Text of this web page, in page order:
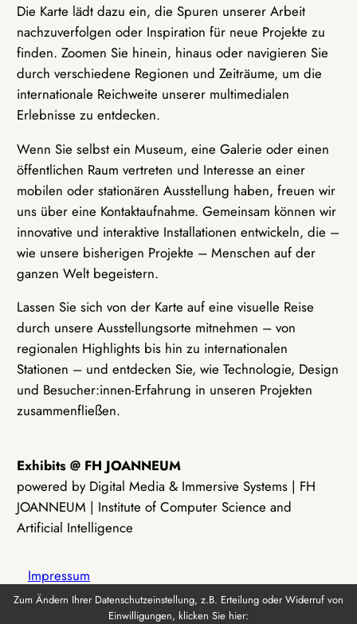
Die Karte lädt dazu ein, die Spuren unserer Arbeit
nachzuverfolgen oder Inspiration für neue Projekte zu
finden. Zoomen Sie hinein, hinaus oder navigieren Sie
durch verschiedene Regionen und Zeiträume, um die
internationale Reichweite unserer multimedialen
Erlebnisse zu entdecken.
Wenn Sie selbst ein Museum, eine Galerie oder einen
öffentlichen Raum vertreten und Interesse an einer
mobilen oder stationären Ausstellung haben, freuen wir
uns über eine Kontaktaufnahme. Gemeinsam können wir
innovative und interaktive Installationen entwickeln, die –
wie unsere bisherigen Projekte – Menschen auf der
ganzen Welt begeistern.
Lassen Sie sich von der Karte auf eine visuelle Reise
durch unsere Ausstellungsorte mitnehmen – von
regionalen Highlights bis hin zu internationalen
Stationen – und entdecken Sie, wie Technologie, Design
und Besucher:innen-Erfahrung in unseren Projekten
zusammenfließen.
Exhibits @ FH JOANNEUM
powered by Digital Media & Immersive Systems | FH
JOANNEUM | Institute of Computer Science and
Artificial Intelligence
Impressum
Zum Ändern Ihrer Datenschutzeinstellung, z.B. Erteilung oder Widerruf von
Einwilligungen, klicken Sie hier: